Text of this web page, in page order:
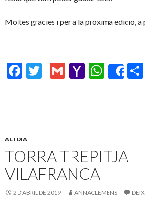
Moltes gràcies i per a la pròxima edició, a
F
b
o
o
k
T
er
G
l
Y
o
M
ai
l
W
s
p
p
ALTDIA
TORRA TREPITJA
VILAFRANCA
2 D'ABRIL DE 2019 ANNACLEMENS